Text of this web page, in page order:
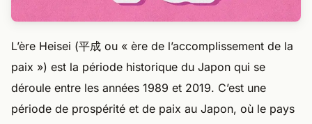
L’ère Heisei (平成 ou « ère de l’accomplissement de la
paix ») est la période historique du Japon qui se
déroule entre les années 1989 et 2019. C’est une
période de prospérité et de paix au Japon, où le pays